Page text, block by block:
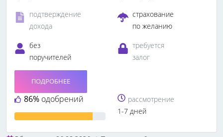
подтверждение
дохода
страхование
по желанию
без
поручителей
требуется
залог
86% одобрений
ПОДРОБНЕЕ
рассмотрение
1-7 дней